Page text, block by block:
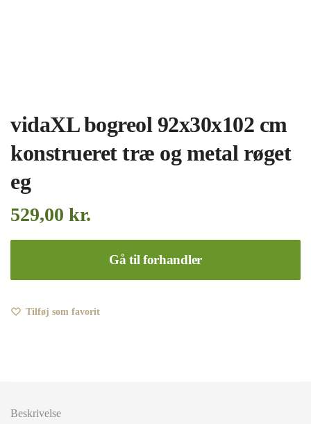
vidaXL bogreol 92x30x102 cm
konstrueret træ og metal røget
eg
529,00 kr.
Gå til forhandler
Tilføj som favorit
Beskrivelse